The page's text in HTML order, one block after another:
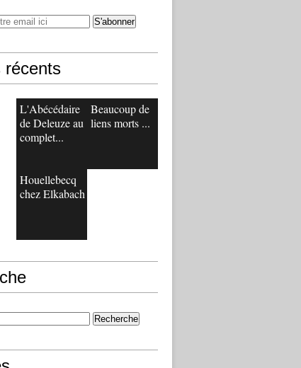
récents
L'Abécédaire
de Deleuze au
complet...
Beaucoup de
liens morts ...
Houellebecq
chez Elkabach